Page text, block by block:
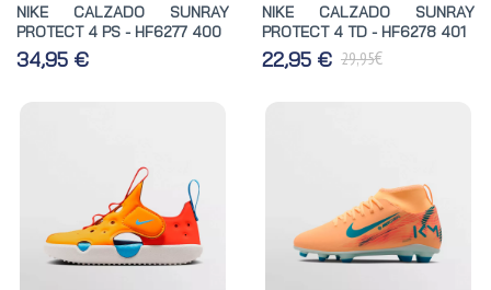
NIKE CALZADO SUNRAY
PROTECT 4 PS - HF6277 400
34,95 €
NIKE CALZADO SUNRAY
PROTECT 4 TD - HF6278 401
22,95 € 29,95€